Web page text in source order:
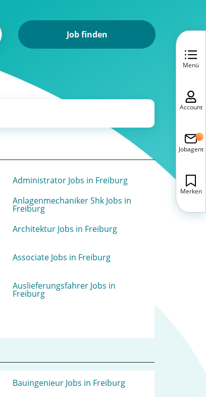
Job finden
Administrator Jobs in Freiburg
Anlagenmechaniker Shk Jobs in
Freiburg
Architektur Jobs in Freiburg
Associate Jobs in Freiburg
Auslieferungsfahrer Jobs in
Freiburg
Bauingenieur Jobs in Freiburg
Menü
Account
Jobagent
Merken